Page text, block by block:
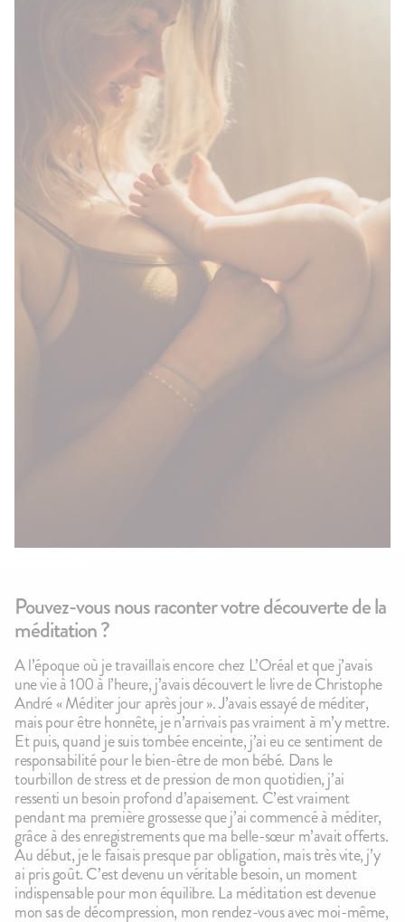
Pouvez-vous nous raconter votre découverte de la
méditation ?
A l’époque où je travaillais encore chez L’Oréal et que j’avais
une vie à 100 à l’heure, j’avais découvert le livre de Christophe
André « Méditer jour après jour ». J’avais essayé de méditer,
mais pour être honnête, je n’arrivais pas vraiment à m’y mettre.
Et puis, quand je suis tombée enceinte, j’ai eu ce sentiment de
responsabilité pour le bien-être de mon bébé. Dans le
tourbillon de stress et de pression de mon quotidien, j’ai
ressenti un besoin profond d’apaisement. C’est vraiment
pendant ma première grossesse que j’ai commencé à méditer,
grâce à des enregistrements que ma belle-sœur m’avait offerts.
Au début, je le faisais presque par obligation, mais très vite, j’y
ai pris goût. C’est devenu un véritable besoin, un moment
indispensable pour mon équilibre. La méditation est devenue
mon sas de décompression, mon rendez-vous avec moi-même,